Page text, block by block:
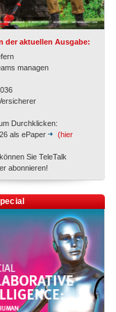
der aktuellen Ausgabe:
managen
Durchklicken:
als ePaper
(hier
können Sie TeleTalk
abonnieren!